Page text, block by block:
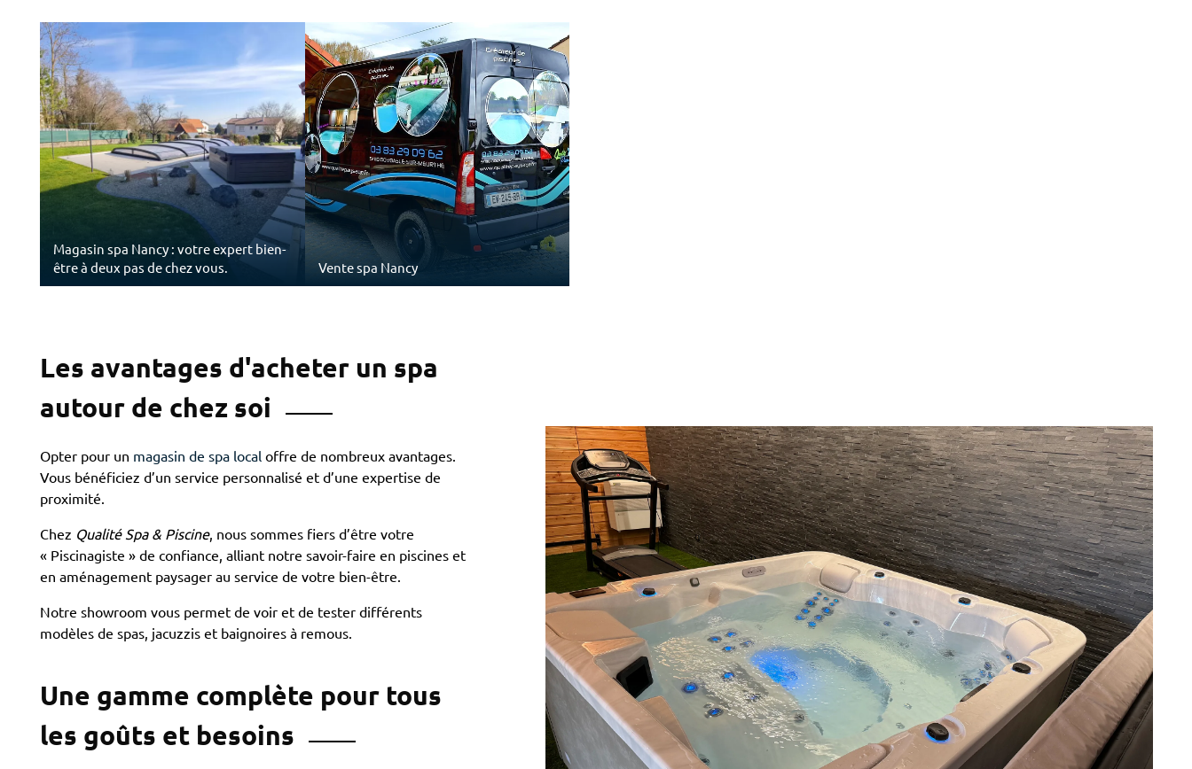
Magasin spa Nancy : votre expert bien-
être à deux pas de chez vous.
Vente spa Nancy
Les avantages d'acheter un spa
autour de chez soi
Opter pour un magasin de spa local offre de nombreux avantages.
Vous bénéficiez d’un service personnalisé et d’une expertise de
proximité.
Chez Qualité Spa & Piscine, nous sommes fiers d’être votre
« Piscinagiste » de confiance, alliant notre savoir-faire en piscines et
en aménagement paysager au service de votre bien-être.
Notre showroom vous permet de voir et de tester différents
modèles de spas, jacuzzis et baignoires à remous.
Une gamme complète pour tous
les goûts et besoins